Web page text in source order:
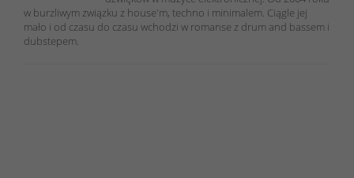
w burzliwym związku z house'm, techno i minimalem. Ciągle jej
mało i od czasu do czasu wchodzi w romanse z drum and bassem i
dubstepem.